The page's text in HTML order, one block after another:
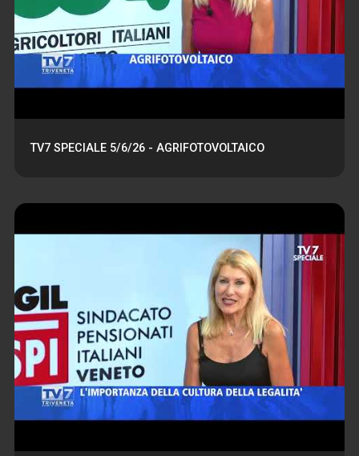
TV7 SPECIALE 5/6/26 - AGRIFOTOVOLTAICO